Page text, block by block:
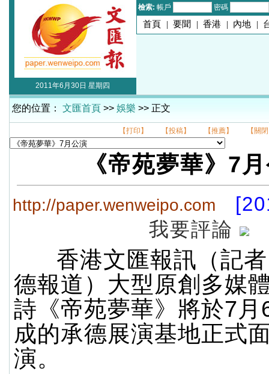
檢索: 帳戶 密碼
首頁 | 要聞 | 香港 | 內地 |
2011年6月30日 星期四
您的位置： 文匯首頁 >> 娛樂 >> 正文
【打印】 【投稿】 【推薦】 【關
《帝苑夢華》7
http://paper.wenweipo.com
我要評論
香港文匯報訊（記
德報道）大型原創多媒
詩《帝苑夢華》將於7月
成的承德展演基地正式
演。